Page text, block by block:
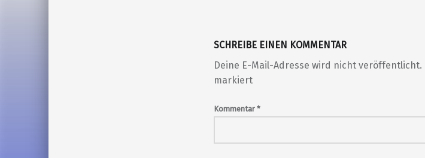
SCHREIBE EINEN KOMMENTAR
Deine E-Mail-Adresse wird nicht veröffentlicht.
markiert
Kommentar *